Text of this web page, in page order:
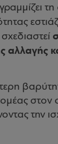
αλλαγής
την